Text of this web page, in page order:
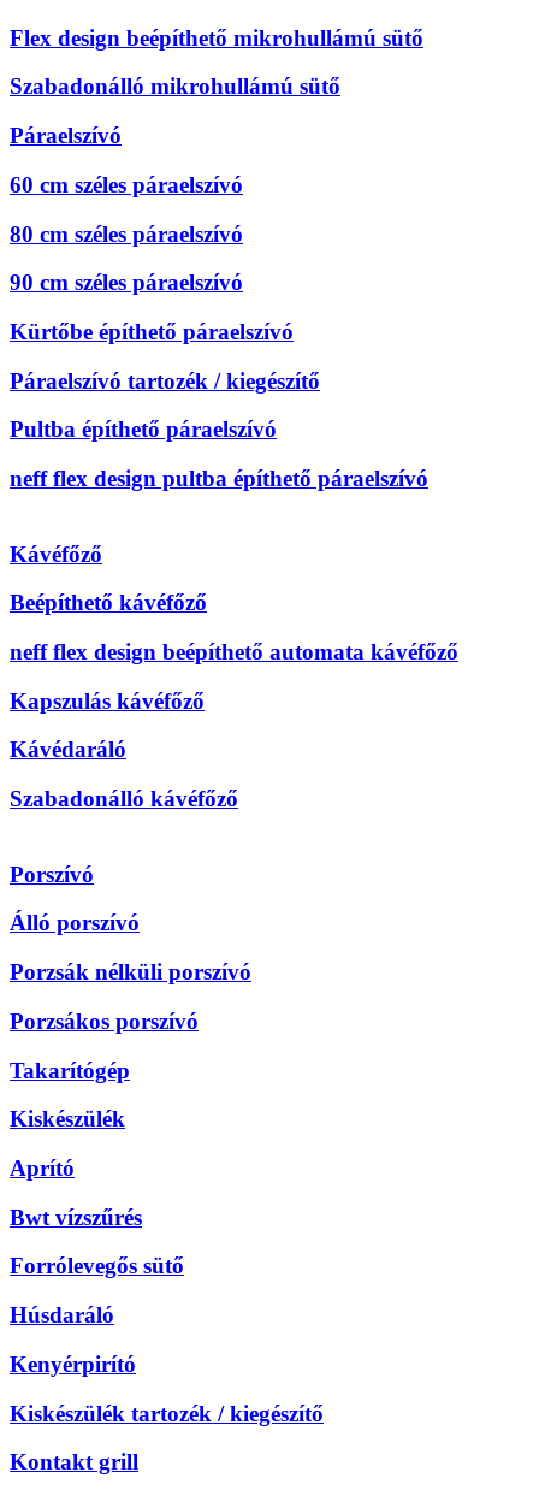
Flex design beépíthető mikrohullámú sütő
Szabadonálló mikrohullámú sütő
Páraelszívó
60 cm széles páraelszívó
80 cm széles páraelszívó
90 cm széles páraelszívó
Kürtőbe építhető páraelszívó
Páraelszívó tartozék / kiegészítő
Pultba építhető páraelszívó
neff flex design pultba építhető páraelszívó
Kávéfőző
Beépíthető kávéfőző
neff flex design beépíthető automata kávéfőző
Kapszulás kávéfőző
Kávédaráló
Szabadonálló kávéfőző
Porszívó
Álló porszívó
Porzsák nélküli porszívó
Porzsákos porszívó
Takarítógép
Kiskészülék
Aprító
Bwt vízszűrés
Forrólevegős sütő
Húsdaráló
Kenyérpirító
Kiskészülék tartozék / kiegészítő
Kontakt grill